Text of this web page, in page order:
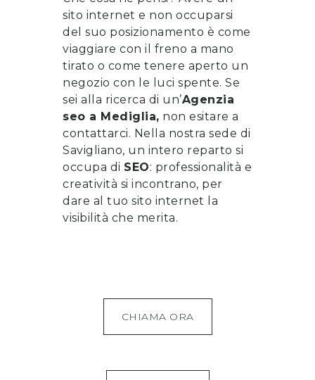
sito internet e non occuparsi
del suo posizionamento è come
viaggiare con il freno a mano
tirato o come tenere aperto un
negozio con le luci spente. Se
sei alla ricerca di un’Agenzia
seo a Mediglia, non esitare a
contattarci. Nella nostra sede di
Savigliano, un intero reparto si
occupa di SEO: professionalità e
creatività si incontrano, per
dare al tuo sito internet la
visibilità che merita.
CHIAMA ORA